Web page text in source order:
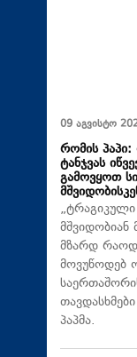
09 აგვისტო
რომის
ტანჯვას
გამოვყოთ
მშვიდობიან
მზარდ
მოვუწოდებ
პაპმა.